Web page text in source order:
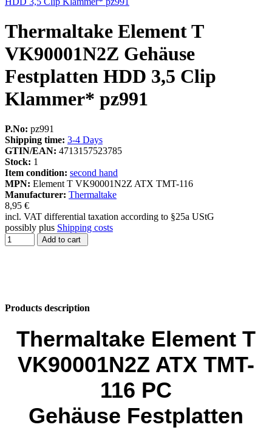
Thermaltake Element T
VK90001N2Z Gehäuse
Festplatten HDD 3,5 Clip
Klammer* pz991
P.No: pz991
Shipping time: 3-4 Days
GTIN/EAN: 4713157523785
Stock: 1
Item condition: second hand
MPN: Element T VK90001N2Z ATX TMT-116
Manufacturer: Thermaltake
8,95 €
incl. VAT differential taxation according to §25a UStG
possibly plus Shipping costs
Add to cart
Products description
Thermaltake Element T
VK90001N2Z ATX TMT-
116 PC
Gehäuse Festplatten